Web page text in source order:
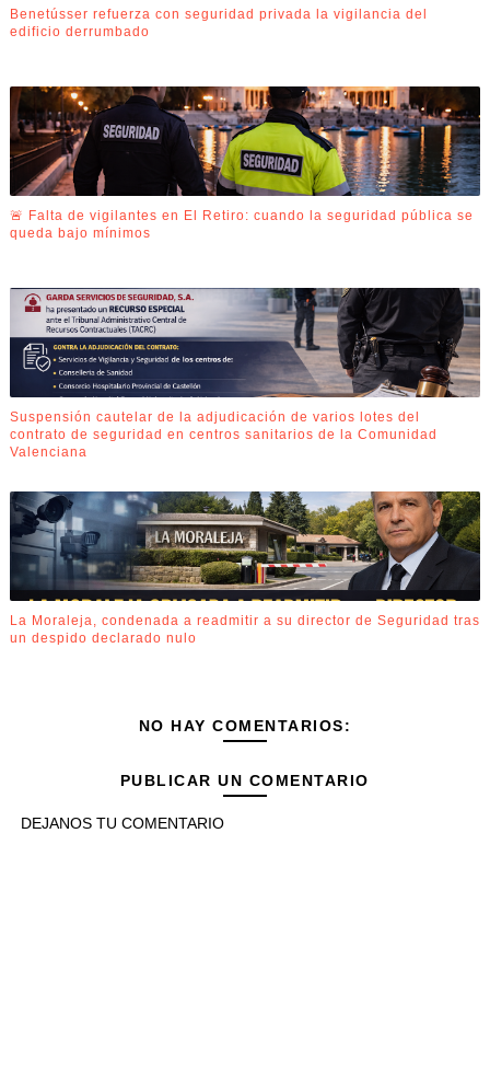
Benetússer refuerza con seguridad privada la vigilancia del
edificio derrumbado
🚨 Falta de vigilantes en El Retiro: cuando la seguridad pública se
queda bajo mínimos
Suspensión cautelar de la adjudicación de varios lotes del
contrato de seguridad en centros sanitarios de la Comunidad
Valenciana
La Moraleja, condenada a readmitir a su director de Seguridad tras
un despido declarado nulo
NO HAY COMENTARIOS:
PUBLICAR UN COMENTARIO
DEJANOS TU COMENTARIO